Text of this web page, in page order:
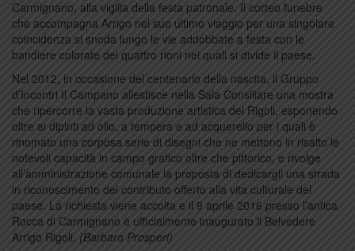
Carmignano, alla vigilia della festa patronale. Il corteo funebre
che accompagna Arrigo nel suo ultimo viaggio per una singolare
coincidenza si snoda lungo le vie addobbate a festa con le
bandiere colorate dei quattro rioni nei quali si divide il paese.
Nel 2012, in occasione del centenario della nascita, il Gruppo
d’Incontri Il Campano allestisce nella Sala Consiliare una mostra
che ripercorre la vasta produzione artistica del Rigoli, esponendo
oltre ai dipinti ad olio, a tempera e ad acquerello per i quali è
rinomato una corposa serie di disegni che ne mettono in risalto le
notevoli capacità in campo grafico oltre che pittorico, e rivolge
all’amministrazione comunale la proposta di dedicargli una strada
in riconoscimento del contributo offerto alla vita culturale del
paese. La richiesta viene accolta e il 9 aprile 2016 presso l’antica
Rocca di Carmignano è ufficialmente inaugurato il Belvedere
Arrigo Rigoli. (Barbara Prosperi)